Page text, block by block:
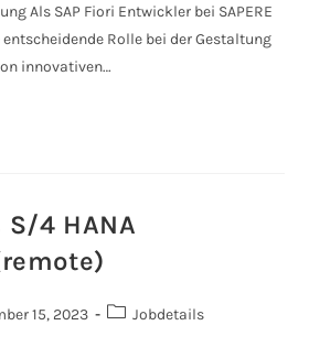
Als SAP Fiori Entwickler bei SAPERE
Rolle bei der Gestaltung
innovativen…
S/4 HANA
15, 2023 Jobdetails